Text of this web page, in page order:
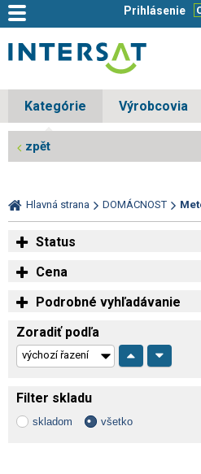
Prihlásenie
Kategórie Výrobcovia
zpět
Hlavná strana DOMÁCNOST
Status
Cena
Podrobné vyhľadávanie
Zoradiť podľa
Filter skladu
skladom všetko